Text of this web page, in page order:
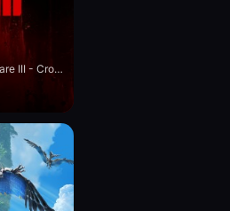
Call of Duty: Modern Warfare III - Cross-Gen bundle